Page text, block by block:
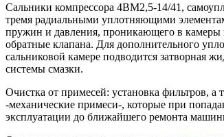
Сальники компрессора 4ВМ2,5-14/41,
тремя радиальными уплотняющими
пружин и давления, проникающего в камеры
обратные клапана. Для дополнительного
сальниковой камере подводится затворная
системы смазки.
Очистка от примесей: установка фильтров, а
-механические примеси-, которые при
эксплуатации до ближайшего ремонта